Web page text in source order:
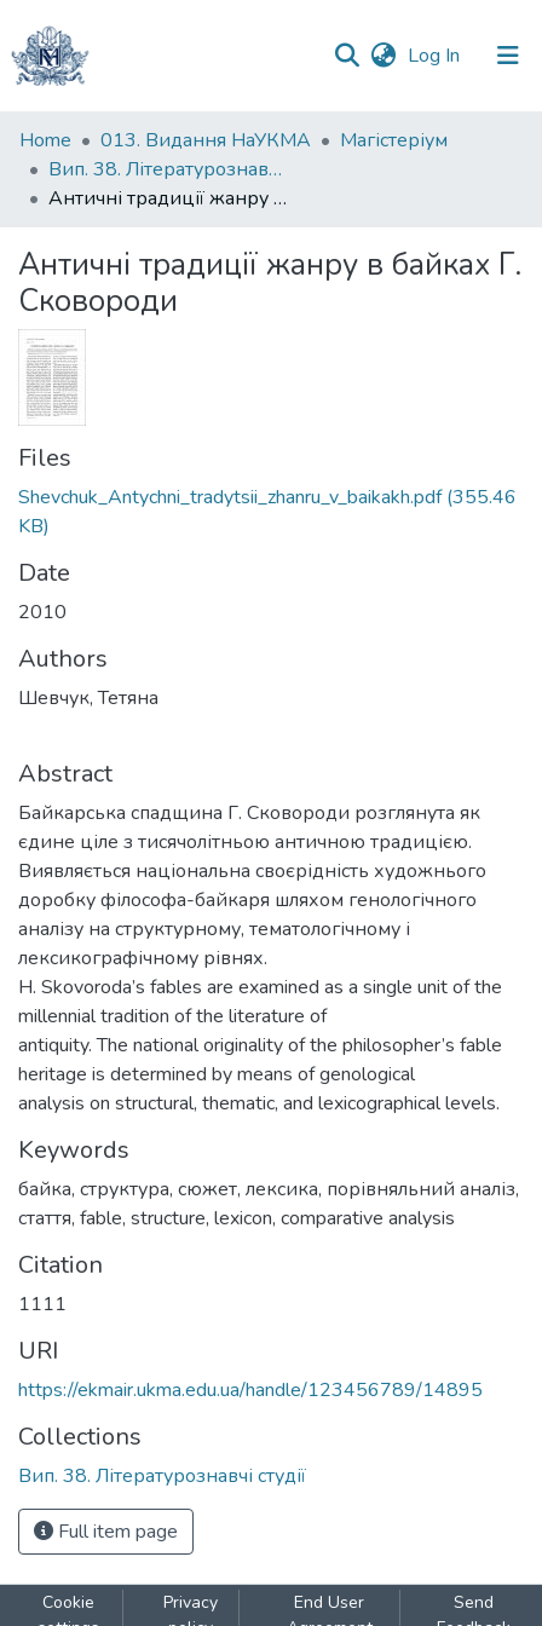
Log In (current)
Communities
&
Collections
Statistics
Home 013. Видання НаУКМА
Магістеріум
Вип. 38. Літературознавчі студії
Античні традиції жанру в байках Г. Сковороди
Античні традиції жанру в байках Г.
Сковороди
Files
Shevchuk_Antychni_tradytsii_zhanru_v_baikakh.pdf(355.46
KB)
Date
2010
Authors
Шевчук, Тетяна
Abstract
Байкарська спадщина Г. Сковороди розглянута як
єдине ціле з тисячолітньою античною традицією.
Виявляється національна своєрідність художнього
доробку філософа-байкаря шляхом генологічного
аналізу на структурному, тематологічному і
лексикографічному рівнях.
H. Skovoroda’s fables are examined as a single unit of the
millennial tradition of the literature of
antiquity. The national originality of the philosopher’s fable
heritage is determined by means of genological
analysis on structural, thematic, and lexicographical levels.
Keywords
байка, структура, сюжет, лексика, порівняльний аналіз,
стаття, fable, structure, lexicon, comparative analysis
Citation
1111
URI
https://ekmair.ukma.edu.ua/handle/123456789/14895
Collections
Вип. 38. Літературознавчі студії
Full item page
Cookie
Privacy
End User
Send